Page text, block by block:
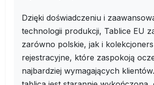
Dzięki doświadczeniu i
technologii produkcji, Tablice EU
zarówno polskie, jak i
rejestracyjne, które zaspokoją
najbardziej wymagających